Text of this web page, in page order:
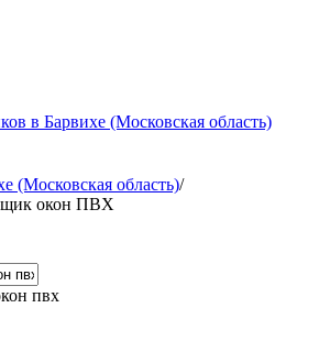
в Барвихе (Московская область)
(Московская область)/
окон ПВХ
пвх